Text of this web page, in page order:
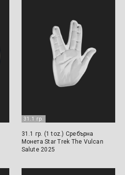
31.1 гр.
31.1 гр. (1 toz.) Сребърна
Монета Star Trek The Vulcan
Salute 2025